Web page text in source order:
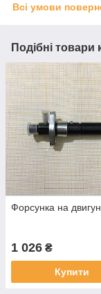
Всі умови
Подібні товари
Форсунка на
1 026 ₴
Купити